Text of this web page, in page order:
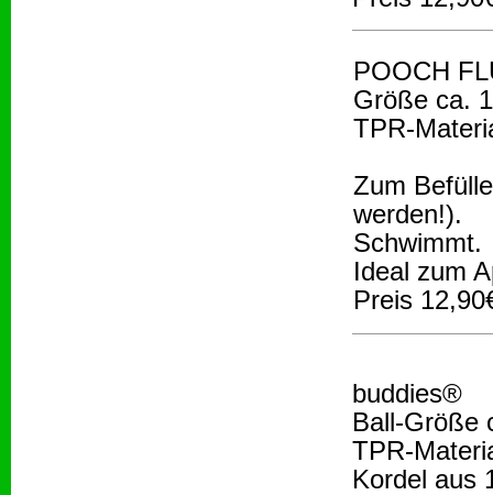
POOCH
Größe ca.
TPR-
Zum
werden!).
Schwimmt.
Ideal zum
Preis
buddies®
Ball-Größe
TPR-
Kordel aus